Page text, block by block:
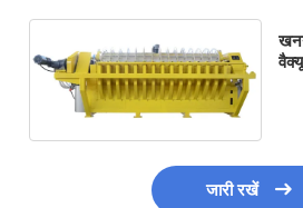
जारी रखें